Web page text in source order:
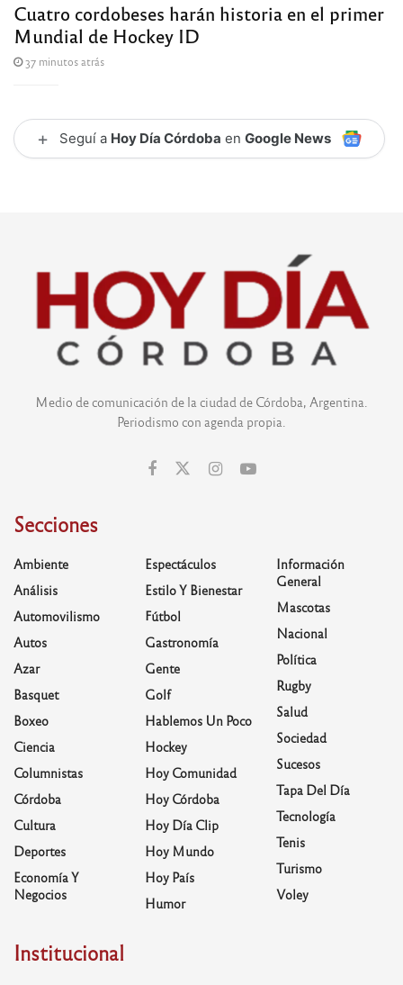
Cuatro cordobeses harán historia en el primer
Mundial de Hockey ID
37 minutos atrás
+ Seguí a Hoy Día Córdoba en Google News
Medio de comunicación de la ciudad de Córdoba, Argentina.
Periodismo con agenda propia.
Secciones
Ambiente
Análisis
Automovilismo
Autos
Azar
Basquet
Boxeo
Ciencia
Columnistas
Córdoba
Cultura
Deportes
Economía Y
Negocios
Espectáculos
Estilo Y Bienestar
Fútbol
Gastronomía
Gente
Golf
Hablemos Un Poco
Hockey
Hoy Comunidad
Hoy Córdoba
Hoy Día Clip
Hoy Mundo
Hoy País
Humor
Información
General
Mascotas
Nacional
Política
Rugby
Salud
Sociedad
Sucesos
Tapa Del Día
Tecnología
Tenis
Turismo
Voley
Institucional